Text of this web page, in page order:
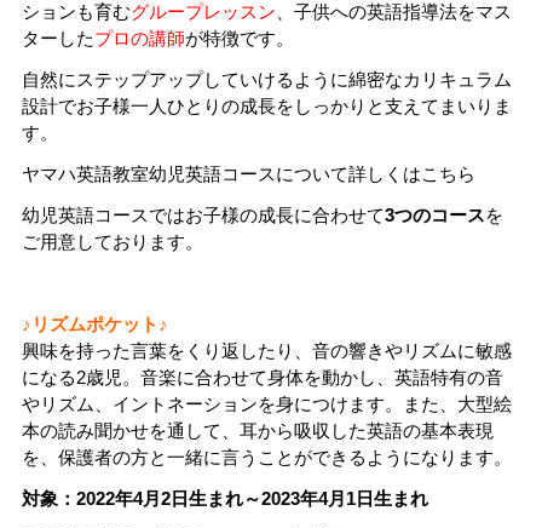
ションも育むグループレッスン 、子供への英語指導法をマス
ターしたプロの講師が特徴です。
自然にステップアップしていけるように綿密なカリキュラム
設計でお子様一人ひとりの成長をしっかりと支えてまいりま
す。
ヤマハ英語教室幼児英語コースについて詳しくはこちら
幼児英語コースではお子様の成長に合わせて3つのコースを
ご用意しております。
♪リズムポケット♪
興味を持った言葉をくり返したり、音の響きやリズムに敏感
になる2歳児。音楽に合わせて身体を動かし、英語特有の音
やリズム、イントネーションを身につけます。また、大型絵
本の読み聞かせを通して、耳から吸収した英語の基本表現
を、保護者の方と一緒に言うことができるようになります。
対象：2022年4月2日生まれ～2023年4月1日生まれ